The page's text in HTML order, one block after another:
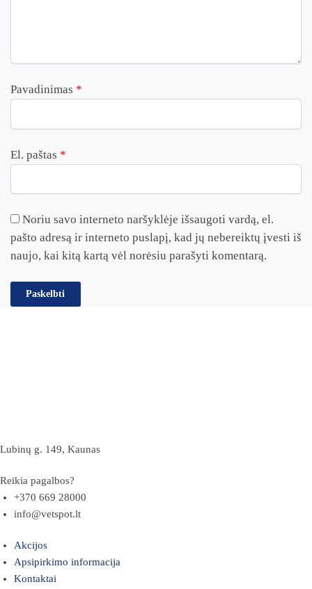
Pavadinimas *
El. paštas *
Noriu savo interneto naršyklėje išsaugoti vardą, el.
pašto adresą ir interneto puslapį, kad jų nebereiktų įvesti iš
naujo, kai kitą kartą vėl norėsiu parašyti komentarą.
Lubinų g. 149, Kaunas
Reikia pagalbos?
+370 669 28000
info@vetspot.lt
Akcijos
Apsipirkimo informacija
Kontaktai